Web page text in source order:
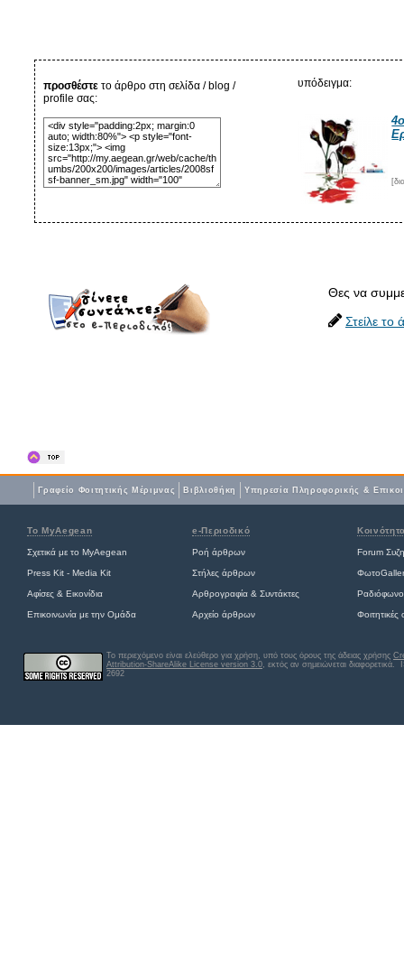
προσθέστε το άρθρο στη σελίδα / blog /
profile σας:
υπόδειγμα:
Θες να
Στείλε
Γραφείο Φοιτητικής Μέριμνας Βιβλιοθήκη Yπηρεσία Πληροφορικής &
Το MyAegean e-Περιοδικό
Σχετικά με το MyAegean Ροή άρθρων Forum
Press Kit - Media Kit Στήλες άρθρων
Αφίσες & Εικονίδια Αρθρογραφία & Συντάκτες Ραδιόφωνο
Επικοινωνία με την Ομάδα Αρχείο άρθρων
Το περιεχόμενο είναι ελεύθερο για χρήση, υπό τους όρους της άδειας χρήσης
Attribution-ShareAlike License version 3.0, εκτός αν σημειώνεται διαφορετικά.
2692